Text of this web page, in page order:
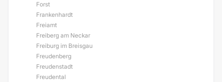
Forst
Frankenhardt
Freiamt
Freiberg am Neckar
Freiburg im Breisgau
Freudenberg
Freudenstadt
Freudental